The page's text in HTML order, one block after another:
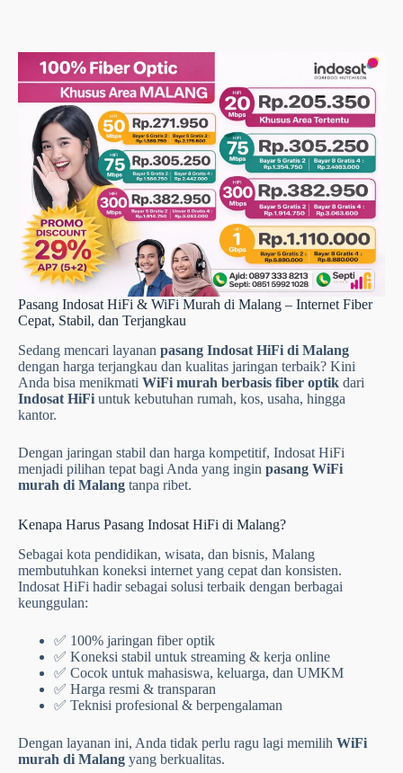
Pasang Indosat HiFi & WiFi Murah di Malang – Internet Fiber
Cepat, Stabil, dan Terjangkau
Sedang mencari layanan pasang Indosat HiFi di Malang
dengan harga terjangkau dan kualitas jaringan terbaik? Kini
Anda bisa menikmati WiFi murah berbasis fiber optik dari
Indosat HiFi untuk kebutuhan rumah, kos, usaha, hingga
kantor.
Dengan jaringan stabil dan harga kompetitif, Indosat HiFi
menjadi pilihan tepat bagi Anda yang ingin pasang WiFi
murah di Malang tanpa ribet.
Kenapa Harus Pasang Indosat HiFi di Malang?
Sebagai kota pendidikan, wisata, dan bisnis, Malang
membutuhkan koneksi internet yang cepat dan konsisten.
Indosat HiFi hadir sebagai solusi terbaik dengan berbagai
keunggulan:
✅ 100% jaringan fiber optik
✅ Koneksi stabil untuk streaming & kerja online
✅ Cocok untuk mahasiswa, keluarga, dan UMKM
✅ Harga resmi & transparan
✅ Teknisi profesional & berpengalaman
Dengan layanan ini, Anda tidak perlu ragu lagi memilih WiFi
murah di Malang yang berkualitas.